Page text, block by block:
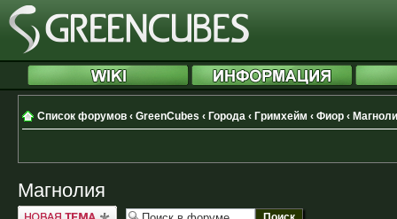
Список форумов ‹ GreenCubes ‹ Города ‹ Гримхейм ‹ Фиор ‹
Магнолия
Новая тема